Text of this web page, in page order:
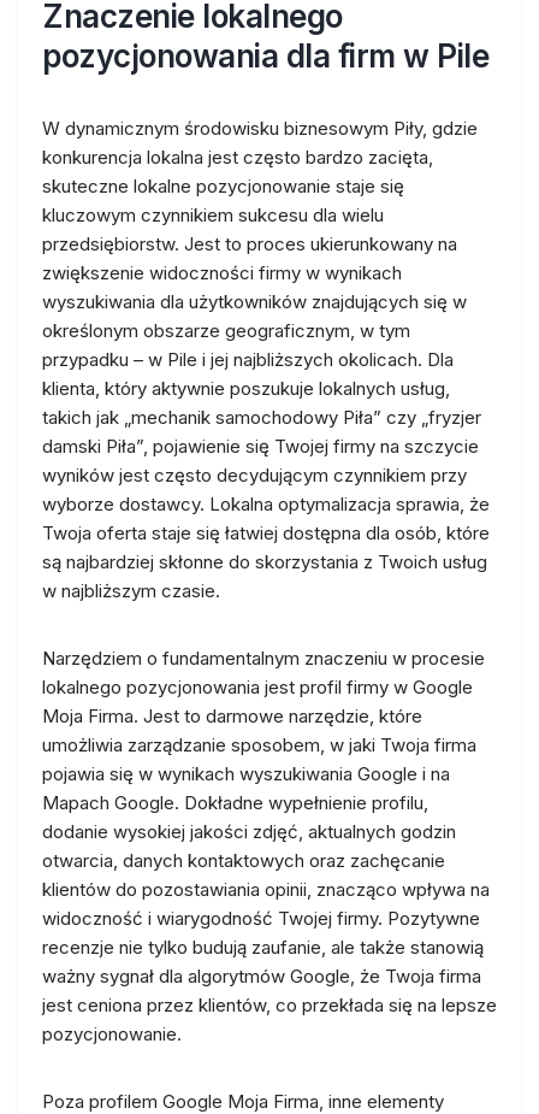
Znaczenie lokalnego
pozycjonowania dla firm w Pile
W dynamicznym środowisku biznesowym Piły, gdzie
konkurencja lokalna jest często bardzo zacięta,
skuteczne lokalne pozycjonowanie staje się
kluczowym czynnikiem sukcesu dla wielu
przedsiębiorstw. Jest to proces ukierunkowany na
zwiększenie widoczności firmy w wynikach
wyszukiwania dla użytkowników znajdujących się w
określonym obszarze geograficznym, w tym
przypadku – w Pile i jej najbliższych okolicach. Dla
klienta, który aktywnie poszukuje lokalnych usług,
takich jak „mechanik samochodowy Piła” czy „fryzjer
damski Piła”, pojawienie się Twojej firmy na szczycie
wyników jest często decydującym czynnikiem przy
wyborze dostawcy. Lokalna optymalizacja sprawia, że
Twoja oferta staje się łatwiej dostępna dla osób, które
są najbardziej skłonne do skorzystania z Twoich usług
w najbliższym czasie.
Narzędziem o fundamentalnym znaczeniu w procesie
lokalnego pozycjonowania jest profil firmy w Google
Moja Firma. Jest to darmowe narzędzie, które
umożliwia zarządzanie sposobem, w jaki Twoja firma
pojawia się w wynikach wyszukiwania Google i na
Mapach Google. Dokładne wypełnienie profilu,
dodanie wysokiej jakości zdjęć, aktualnych godzin
otwarcia, danych kontaktowych oraz zachęcanie
klientów do pozostawiania opinii, znacząco wpływa na
widoczność i wiarygodność Twojej firmy. Pozytywne
recenzje nie tylko budują zaufanie, ale także stanowią
ważny sygnał dla algorytmów Google, że Twoja firma
jest ceniona przez klientów, co przekłada się na lepsze
pozycjonowanie.
Poza profilem Google Moja Firma, inne elementy